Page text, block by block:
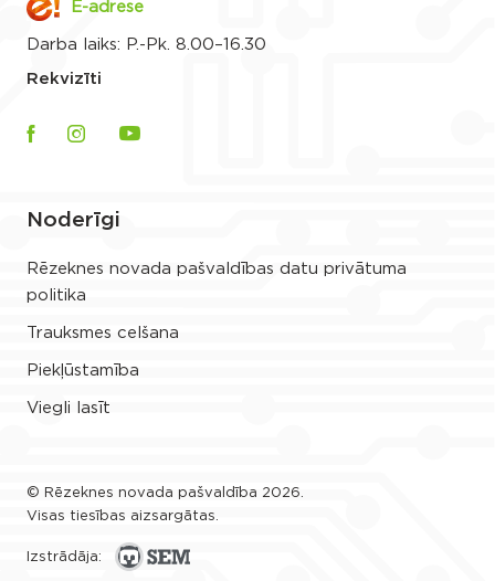
E-adrese
Darba laiks: P.-Pk. 8.00–16.30
Rekvizīti
Noderīgi
Rēzeknes novada pašvaldības datu privātuma
politika
Trauksmes celšana
Piekļūstamība
Viegli lasīt
© Rēzeknes novada pašvaldība 2026.
Visas tiesības aizsargātas.
Izstrādāja: